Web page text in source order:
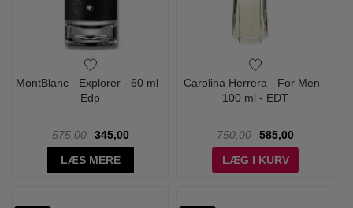
MontBlanc - Explorer - 60 ml -
Edp
575,00
345,00
LÆS MERE
Carolina Herrera - For Men -
100 ml - EDT
750,00
585,00
LÆG I KURV